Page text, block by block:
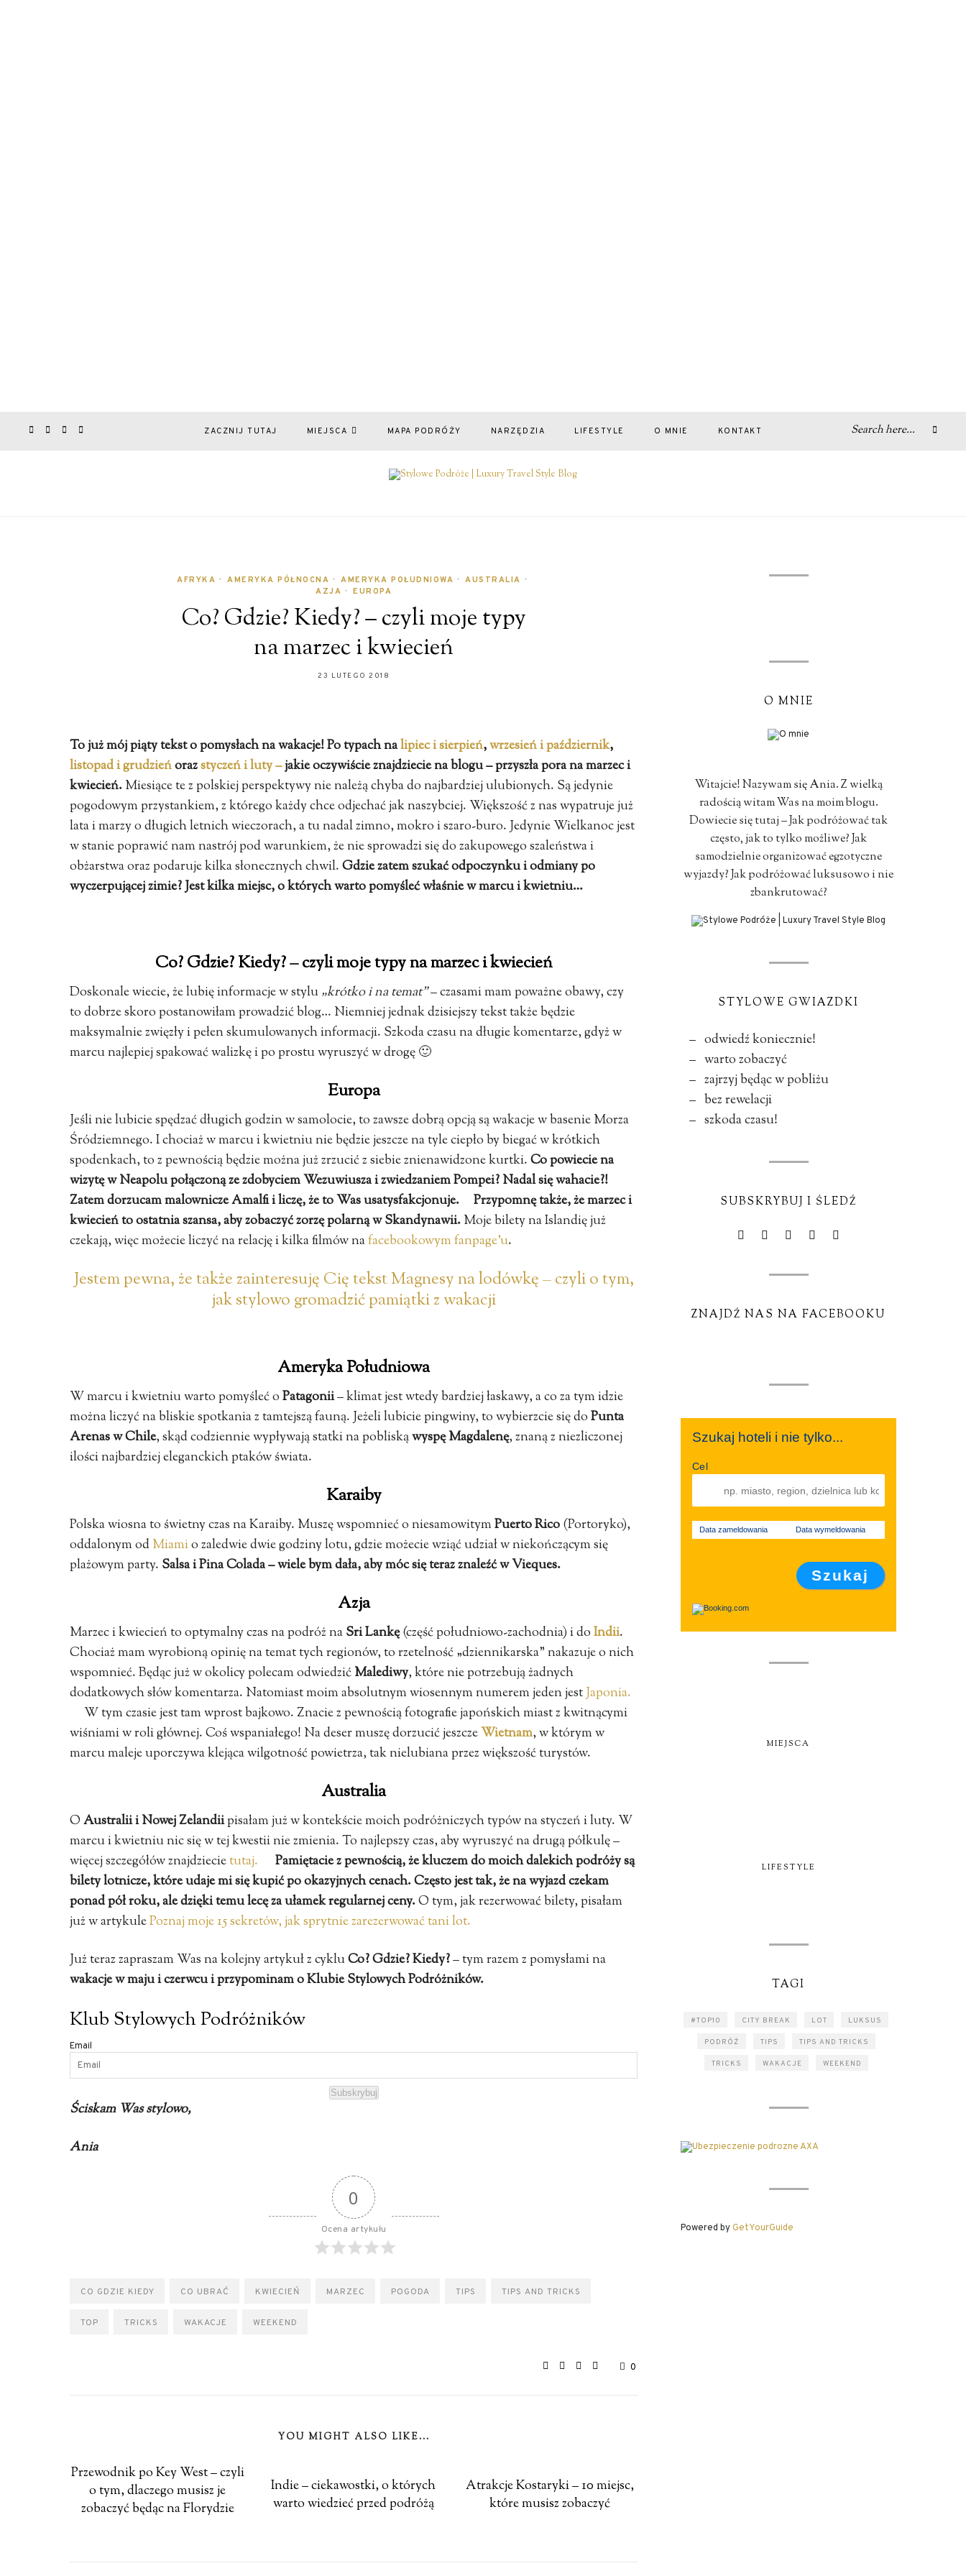
ZACZNIJ TUTAJ MIEJSCA MAPA PODRÓŻY NARZĘDZIA LIFESTYLE O MNIE KONTAKT
AFRYKA • AMERYKA PÓŁNOCNA • AMERYKA POŁUDNIOWA • AUSTRALIA •
AZJA • EUROPA
Co? Gdzie? Kiedy? – czyli moje typy
na marzec i kwiecień
23 LUTEGO 2018
To już mój piąty tekst o pomysłach na wakacje! Po typach nalipiec i sierpień,wrzesień i październik,
listopad i grudzieńorazstyczeń i luty –jakie oczywiście znajdziecie na blogu – przyszła pora na marzec i
kwiecień.Miesiące te z polskiej perspektywy nie należą chyba do najbardziej ulubionych. Są jedynie
pogodowym przystankiem, z którego każdy chce odjechać jak naszybciej. Większość z nas wypatruje już
lata i marzy o długich letnich wieczorach, a tu nadal zimno, mokro i szaro-buro. Jedynie Wielkanoc jest
w stanie poprawić nam nastrój pod warunkiem, że nie sprowadzi się do zakupowego szaleństwa i
obżarstwa oraz podaruje kilka słonecznych chwil.Gdzie zatem szukać odpoczynku i odmiany po
wyczerpującej zimie? Jest kilka miejsc, o których warto pomyśleć właśnie w marcu i kwietniu…
Co? Gdzie? Kiedy? – czyli moje typy na marzec i kwiecień
Doskonale wiecie, że lubię informacje w stylu„krótko i na temat”– czasami mam poważne obawy, czy
to dobrze skoro postanowiłam prowadzić blog… Niemniej jednak dzisiejszy tekst także będzie
maksymalnie zwięzły i pełen skumulowanych informacji. Szkoda czasu na długie komentarze, gdyż w
marcu najlepiej spakować walizkę i po prostu wyruszyć w drogę 🙂
Europa
Jeśli nie lubicie spędzać długich godzin w samolocie, to zawsze dobrą opcją są wakacje w basenie Morza
Śródziemnego. I chociaż w marcu i kwietniu nie będzie jeszcze na tyle ciepło by biegać w krótkich
spodenkach, to z pewnością będzie można już zrzucić z siebie znienawidzone kurtki.Co powiecie na
wizytę w Neapolu połączoną ze zdobyciem Wezuwiusza i zwiedzaniem Pompei? Nadal się wahacie?!
Zatem dorzucam malownicze Amalfi i liczę, że to Was usatysfakcjonuje.
Przypomnę także, że marzec i
kwiecień to ostatnia szansa, aby zobaczyć zorzę polarną w Skandynawii.Moje bilety na Islandię już
czekają, więc możecie liczyć na relację i kilka filmów nafacebookowym fanpage’u.
Jestem pewna, że także zainteresuję Cię tekst Magnesy na lodówkę – czyli o tym,
jak stylowo gromadzić pamiątki z wakacji
Ameryka Południowa
W marcu i kwietniu warto pomyśleć oPatagonii– klimat jest wtedy bardziej łaskawy, a co za tym idzie
można liczyć na bliskie spotkania z tamtejszą fauną. Jeżeli lubicie pingwiny, to wybierzcie się doPunta
Arenas w Chile, skąd codziennie wypływają statki na pobliskąwyspę Magdalenę, znaną z niezliczonej
ilości najbardziej eleganckich ptaków świata.
Karaiby
Polska wiosna to świetny czas na Karaiby. Muszę wspomnieć o niesamowitymPuerto Rico(Portoryko),
oddalonym odMiamio zaledwie dwie godziny lotu, gdzie możecie wziąć udział w niekończącym się
plażowym party. Salsa i Pina Colada – wiele bym dała, aby móc się teraz znaleźć w Vieques.
Azja
Marzec i kwiecień to optymalny czas na podróż naSri Lankę(część południowo-zachodnia) i doIndii.
Chociaż mam wyrobioną opinię na temat tych regionów, to rzetelność „dziennikarska” nakazuje o nich
wspomnieć. Będąc już w okolicy polecam odwiedzićMalediwy, które nie potrzebują żadnych
dodatkowych słów komentarza. Natomiast moim absolutnym wiosennym numerem jeden jestJaponia.
W tym czasie jest tam wprost bajkowo. Znacie z pewnością fotografie japońskich miast z kwitnącymi
wiśniami w roli głównej. Coś wspaniałego! Na deser muszę dorzucić jeszczeWietnam, w którym w
marcu maleje uporczywa klejąca wilgotność powietrza, tak nielubiana przez większość turystów.
Australia
OAustralii i Nowej Zelandiipisałam już w kontekście moich podróżniczych typów na styczeń i luty. W
marcu i kwietniu nic się w tej kwestii nie zmienia. To najlepszy czas, aby wyruszyć na drugą półkulę –
więcej szczegółów znajdziecietutaj.
Pamiętacie z pewnością, że kluczem do moich dalekich podróży są
bilety lotnicze, które udaje mi się kupić po okazyjnych cenach. Często jest tak, że na wyjazd czekam
ponad pół roku, ale dzięki temu lecę za ułamek regularnej ceny.O tym, jak rezerwować bilety, pisałam
już w artykulePoznaj moje 15 sekretów, jak sprytnie zarezerwować tani lot.
Już teraz zapraszam Was na kolejny artykuł z cykluCo? Gdzie? Kiedy?– tym razem z pomysłami na
wakacje w maju i czerwcu i przypominam o Klubie Stylowych Podróżników.
Klub Stylowych Podróżników
Email
Subskrybuj
Ściskam Was stylowo,
Ania
0
Ocena artykułu
CO GDZIE KIEDY CO UBRAĆ KWIECIEŃ MARZEC POGODA TIPS TIPS AND TRICKS
TOP TRICKS WAKACJE WEEKEND
0
YOU MIGHT ALSO LIKE...
Przewodnik po Key West – czyli
o tym, dlaczego musisz je
zobaczyć będąc na Florydzie
Indie – ciekawostki, o których
warto wiedzieć przed podróżą
Atrakcje Kostaryki – 10 miejsc,
które musisz zobaczyć
O MNIE
Witajcie! Nazywam się Ania. Z wielką
radością witam Was na moim blogu.
Dowiecie się tutaj – Jak podróżować tak
często, jak to tylko możliwe? Jak
samodzielnie organizować egzotyczne
wyjazdy? Jak podróżować luksusowo i nie
zbankrutować?
STYLOWE GWIAZDKI
– odwiedź koniecznie!
– warto zobaczyć
– zajrzyj będąc w pobliżu
– bez rewelacji
– szkoda czasu!
SUBSKRYBUJ I ŚLEDŹ
ZNAJDŹ NAS NA FACEBOOKU
Szukaj hoteli i nie tylko...
Cel
Data zameldowania Data wymeldowania
MIEJSCA
LIFESTYLE
TAGI
#TOP10 CITY BREAK LOT LUKSUS
PODRÓŻ TIPS TIPS AND TRICKS
TRICKS WAKACJE WEEKEND
Powered byGetYourGuide